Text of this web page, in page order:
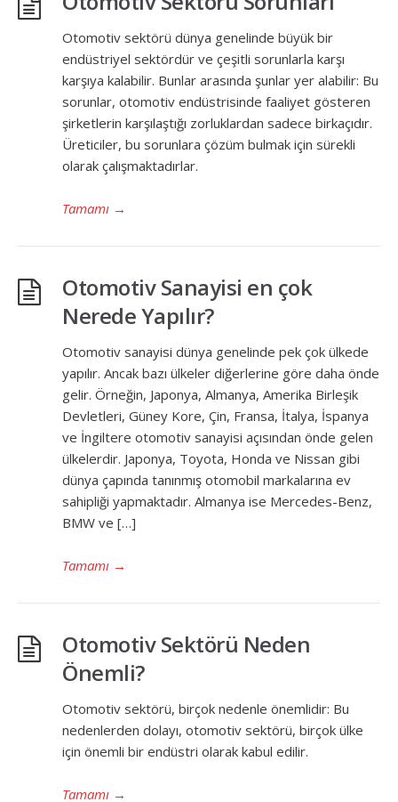
Otomotiv sektörü dünya genelinde büyük bir
endüstriyel sektördür ve çeşitli sorunlarla karşı
karşıya kalabilir. Bunlar arasında şunlar yer alabilir: Bu
sorunlar, otomotiv endüstrisinde faaliyet gösteren
şirketlerin karşılaştığı zorluklardan sadece birkaçıdır.
Üreticiler, bu sorunlara çözüm bulmak için sürekli
olarak çalışmaktadırlar.
Tamamı →
Otomotiv Sanayisi en çok
Nerede Yapılır?
Otomotiv sanayisi dünya genelinde pek çok ülkede
yapılır. Ancak bazı ülkeler diğerlerine göre daha önde
gelir. Örneğin, Japonya, Almanya, Amerika Birleşik
Devletleri, Güney Kore, Çin, Fransa, İtalya, İspanya
ve İngiltere otomotiv sanayisi açısından önde gelen
ülkelerdir. Japonya, Toyota, Honda ve Nissan gibi
dünya çapında tanınmış otomobil markalarına ev
sahipliği yapmaktadır. Almanya ise Mercedes-Benz,
BMW ve […]
Tamamı →
Otomotiv Sektörü Neden
Önemli?
Otomotiv sektörü, birçok nedenle önemlidir: Bu
nedenlerden dolayı, otomotiv sektörü, birçok ülke
için önemli bir endüstri olarak kabul edilir.
Tamamı →